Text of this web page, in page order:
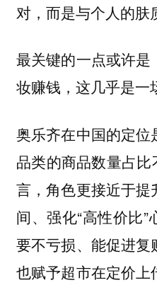
对，而是与个人的肤
最关键的一点或许
妆赚钱，这几乎是一
奥乐齐在中国的定
品类的商品数量占
言，角色更接近于
间、强化“高性价比
要不亏损、能促进
也赋予超市在定价上